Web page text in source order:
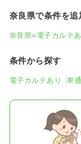
奈良県で条件を追
奈良県×電子カルテあ
条件から探す
電子カルテあり 車